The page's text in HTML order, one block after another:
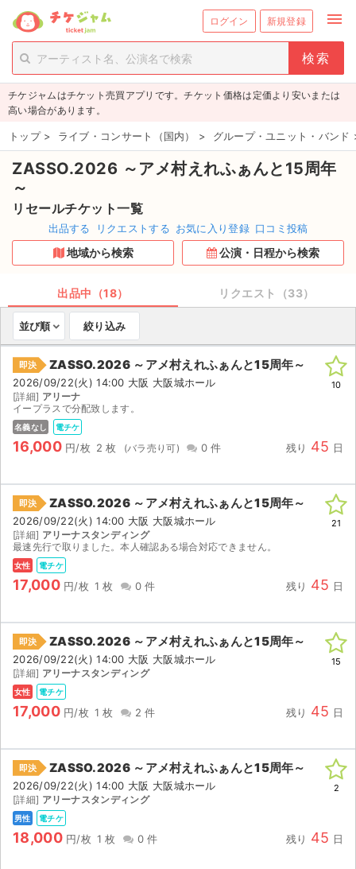
ログイン 新規登録 menu
person_add 新規会員登録
チケットを探す
新着チケット
値下げしたチケット
都道府県からチケットを探す
もうすぐ開催のチケット
取扱チケット
ライブ・コンサート（国内）
ライブ・コンサート（海外）
イベント
スポーツ
演劇・ミュージカル
ご利用ガイド
ご利用ガイド
AIに質問する
よくある質問
お知らせ
チケジャムはチケット売買アプリです。チケット価格は定価より安いまたは
高い場合があります。
トップ > ライブ・コンサート（国内） > グループ・ユニット・バンド
ZASSO.2026 ～アメ村えれふぁんと15周年
～
リセールチケット一覧
出品する リクエストする お気に入り登録 口コミ投稿
地域から検索 公演・日程から検索
出品中（18） リクエスト（33）
並び順 絞り込み
即決 ZASSO.2026 ～アメ村えれふぁんと15周年～
2026/09/22(火) 14:00 大阪 大阪城ホール
[詳細] アリーナ
イープラスで分配致します。
名義なし 電チケ
16,000 円/枚 2 枚 0 件 残り 45 日
10
即決 ZASSO.2026 ～アメ村えれふぁんと15周年～
2026/09/22(火) 14:00 大阪 大阪城ホール
[詳細] アリーナスタンディング
最速先行で取りました。本人確認ある場合対応できません。
女性 電チケ
17,000 円/枚 1 枚 0 件 残り 45 日
21
即決 ZASSO.2026 ～アメ村えれふぁんと15周年～
2026/09/22(火) 14:00 大阪 大阪城ホール
[詳細] アリーナスタンディング
女性 電チケ
17,000 円/枚 1 枚 2 件 残り 45 日
15
即決 ZASSO.2026 ～アメ村えれふぁんと15周年～
2026/09/22(火) 14:00 大阪 大阪城ホール
[詳細] アリーナスタンディング
男性 電チケ
18,000 円/枚 1 枚 0 件 残り 45 日
2